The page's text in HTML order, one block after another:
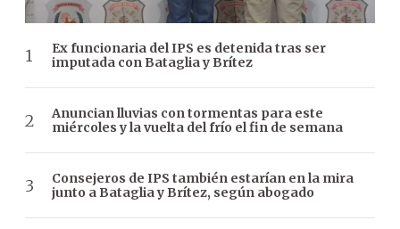
Ex funcionaria del IPS es detenida tras ser
imputada con Bataglia y Brítez
Anuncian lluvias con tormentas para este
miércoles y la vuelta del frío el fin de semana
Consejeros de IPS también estarían en la mira
junto a Bataglia y Brítez, según abogado